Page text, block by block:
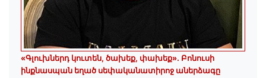
«Գլուխներդ կուտեն, ծախեք, փախեք»․ Բոնուսի
ինքնասպան եղած սեփականատիրոջ աներձագը